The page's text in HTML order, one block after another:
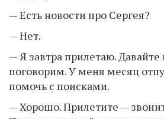
— Есть новости про Сергея?
— Нет.
— Я завтра прилетаю. Давайте
поговорим. У меня месяц
помочь с поисками.
— Хорошо. Прилетите —